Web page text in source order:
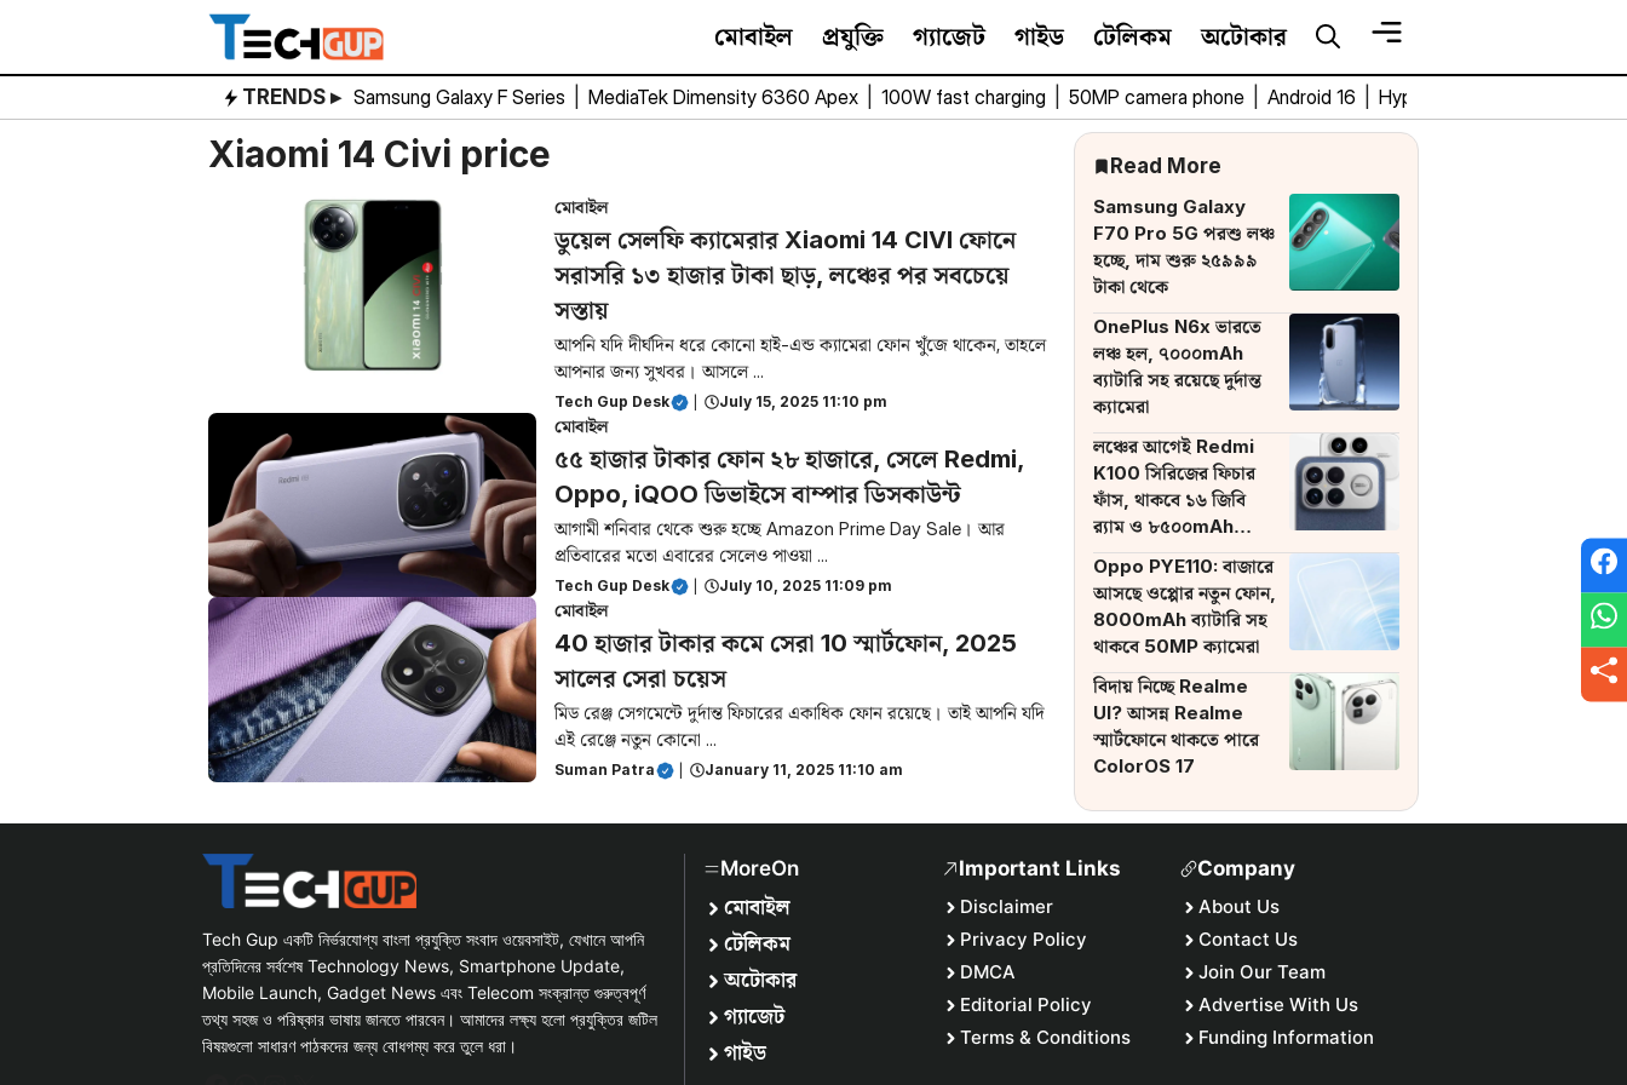
content
মোবাইল প্রযুক্তি গ্যাজেট গাইড টেলিকম অটোকার
TRENDS ▸ Samsung Galaxy F Series MediaTek Dimensity 6360 Apex 100W fast charging 50MP camera phone Android 16 HyperOS 3
Xiaomi 14 Civi price
মোবাইল
ডুয়েল সেলফি ক্যামেরার Xiaomi 14 CIVI ফোনে
সরাসরি ১৩ হাজার টাকা ছাড়, লঞ্চের পর সবচেয়ে
সস্তায়
আপনি যদি দীর্ঘদিন ধরে কোনো হাই-এন্ড ক্যামেরা ফোন খুঁজে থাকেন, তাহলে
আপনার জন্য সুখবর। আসলে ...
Tech Gup Desk July 15, 2025 11:10 pm
মোবাইল
৫৫ হাজার টাকার ফোন ২৮ হাজারে, সেলে Redmi,
Oppo, iQOO ডিভাইসে বাম্পার ডিসকাউন্ট
আগামী শনিবার থেকে শুরু হচ্ছে Amazon Prime Day Sale। আর
প্রতিবারের মতো এবারের সেলেও পাওয়া ...
Tech Gup Desk July 10, 2025 11:09 pm
মোবাইল
40 হাজার টাকার কমে সেরা 10 স্মার্টফোন, 2025
সালের সেরা চয়েস
মিড রেঞ্জ সেগমেন্টে দুর্দান্ত ফিচারের একাধিক ফোন রয়েছে। তাই আপনি যদি
এই রেঞ্জে নতুন কোনো ...
Suman Patra January 11, 2025 11:10 am
Read More
Samsung Galaxy
F70 Pro 5G পরশু লঞ্চ
হচ্ছে, দাম শুরু ২৫৯৯৯
টাকা থেকে
OnePlus N6x ভারতে
লঞ্চ হল, ৭০০০mAh
ব্যাটারি সহ রয়েছে দুর্দান্ত
ক্যামেরা
লঞ্চের আগেই Redmi
K100 সিরিজের ফিচার
ফাঁস, থাকবে ১৬ জিবি
র‌্যাম ও ৮৫০০mAh
ব্যাটারি
Oppo PYE110: বাজারে
আসছে ওপ্পোর নতুন ফোন,
8000mAh ব্যাটারি সহ
থাকবে 50MP ক্যামেরা
বিদায় নিচ্ছে Realme
UI? আসন্ন Realme
স্মার্টফোনে থাকতে পারে
ColorOS 17
Tech Gup একটি নির্ভরযোগ্য বাংলা প্রযুক্তি সংবাদ ওয়েবসাইট, যেখানে আপনি
প্রতিদিনের সর্বশেষ Technology News, Smartphone Update,
Mobile Launch, Gadget News এবং Telecom সংক্রান্ত গুরুত্বপূর্ণ
তথ্য সহজ ও পরিষ্কার ভাষায় জানতে পারবেন। আমাদের লক্ষ্য হলো প্রযুক্তির জটিল
বিষয়গুলো সাধারণ পাঠকদের জন্য বোধগম্য করে তুলে ধরা।
MoreOn
মোবাইল
টেলিকম
অটোকার
গ্যাজেট
গাইড
Important Links
Disclaimer
Privacy Policy
DMCA
Editorial Policy
Terms & Conditions
Company
About Us
Contact Us
Join Our Team
Advertise With Us
Funding Information